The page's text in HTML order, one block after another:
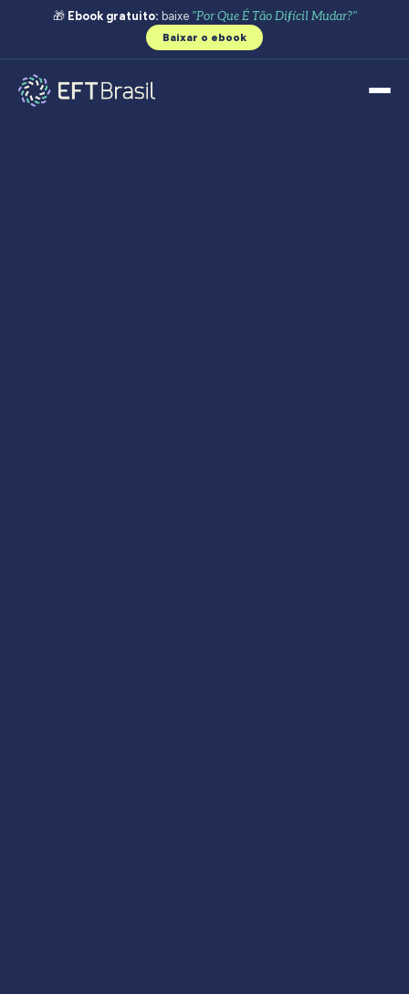
🎁 Ebook gratuito: baixe "Por Que É Tão Difícil Mudar?"
Baixar o ebook